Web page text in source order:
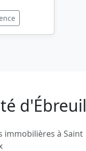
d'Ébreuil
immobilières à Saint